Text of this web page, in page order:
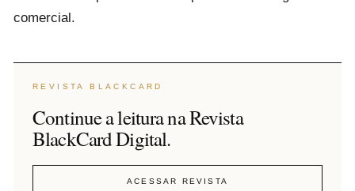
comercial.
REVISTA BLACKCARD
Continue a leitura na Revista
BlackCard Digital.
ACESSAR REVISTA